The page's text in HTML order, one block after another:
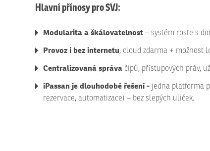
Hlavní přínosy pro SVJ:
Modularita a škálovatelnost – systém roste s
Provoz i bez internetu, cloud zdarma + možnost
Centralizovaná správa čipů, přístupových práv,
iPassan je dlouhodobé řešení - jedna platforma
rezervace, automatizace) – bez slepých uliček.